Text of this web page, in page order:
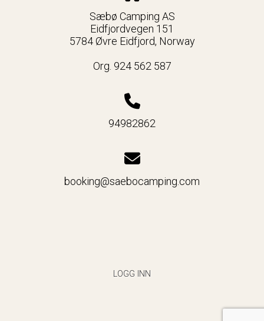
Sæbø Camping AS
Eidfjordvegen 151
5784 Øvre Eidfjord, Norway
Org. 924 562 587
94982862
booking@saebocamping.com
LOGG INN